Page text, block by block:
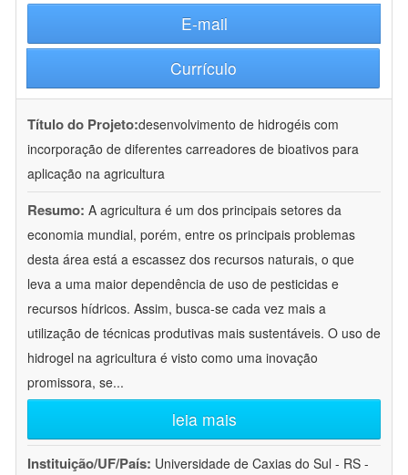
E-mail
Currículo
Título do Projeto:desenvolvimento de hidrogéis com
incorporação de diferentes carreadores de bioativos para
aplicação na agricultura
Resumo: A agricultura é um dos principais setores da
economia mundial, porém, entre os principais problemas
desta área está a escassez dos recursos naturais, o que
leva a uma maior dependência de uso de pesticidas e
recursos hídricos. Assim, busca-se cada vez mais a
utilização de técnicas produtivas mais sustentáveis. O uso de
hidrogel na agricultura é visto como uma inovação
promissora, se...
leia mais
Instituição/UF/País: Universidade de Caxias do Sul - RS -